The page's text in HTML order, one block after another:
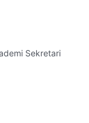
Sekretari